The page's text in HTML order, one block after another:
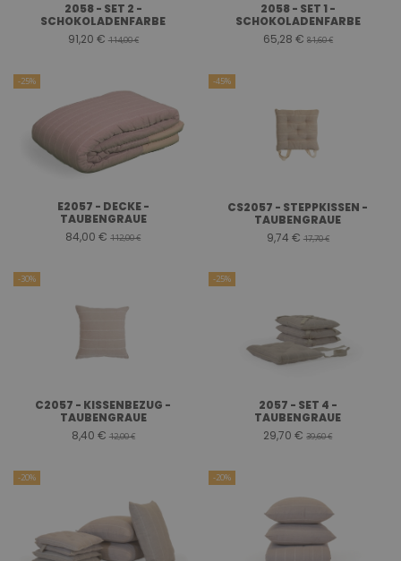
2058 - SET 2 -
SCHOKOLADENFARBE
91,20 € 114,00 €
2058 - SET 1 -
SCHOKOLADENFARBE
65,28 € 81,60 €
-25%
E2057 - DECKE -
TAUBENGRAUE
84,00 € 112,00 €
-45%
CS2057 - STEPPKISSEN -
TAUBENGRAUE
9,74 € 17,70 €
-30%
C2057 - KISSENBEZUG -
TAUBENGRAUE
8,40 € 12,00 €
-25%
2057 - SET 4 -
TAUBENGRAUE
29,70 € 39,60 €
-20% -20%